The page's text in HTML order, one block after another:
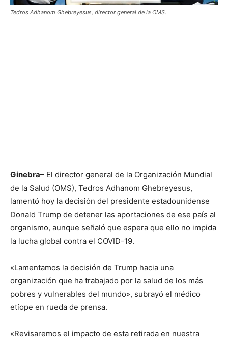
Tedros Adhanom Ghebreyesus, director general de la OMS.
Ginebra– El director general de la Organización Mundial
de la Salud (OMS), Tedros Adhanom Ghebreyesus,
lamentó hoy la decisión del presidente estadounidense
Donald Trump de detener las aportaciones de ese país al
organismo, aunque señaló que espera que ello no impida
la lucha global contra el COVID-19.
«Lamentamos la decisión de Trump hacia una
organización que ha trabajado por la salud de los más
pobres y vulnerables del mundo», subrayó el médico
etíope en rueda de prensa.
«Revisaremos el impacto de esta retirada en nuestra